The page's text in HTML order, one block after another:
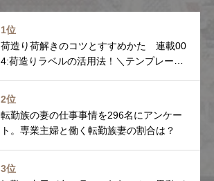
1位
荷造り荷解きのコツとすすめかた 連載00
4:荷造りラベルの活用法！＼テンプレート
2位
転勤族の妻の仕事事情を296名にアンケー
ト。専業主婦と働く転勤族妻の割合は？
3位